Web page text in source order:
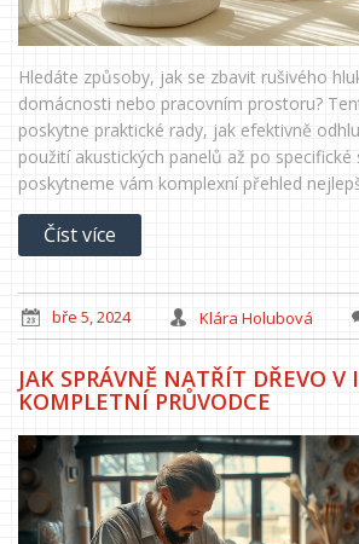
Hledáte způsoby, jak se zbavit rušivého
domácnosti nebo pracovním prostoru?
poskytne praktické rady, jak efektivně
použití akustických panelů až po specifické
poskytneme vám komplexní přehled
metod. Dozvíte se, jak se zbavit hluku a
atmosféru bez nepříjemného rušení.
Číst více
bře 5, 2024 Klára Holubová
JAK SPRÁVNĚ NATŘÍT DŘEVO V
KOMPLETNÍ PRŮVODCE